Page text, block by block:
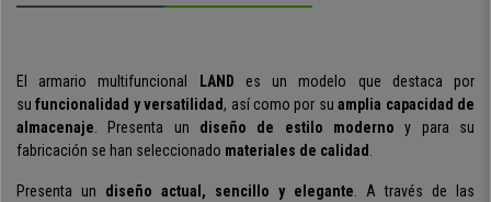
El armario multifuncional LAND es un modelo que destaca por
sufuncionalidad y versatilidad, así como por suamplia capacidad de
almacenaje . Presenta un diseño de estilo moderno y para su
fabricación se han seleccionado materiales de calidad
Presenta un diseño actual, sencillo y elegante
A través de las